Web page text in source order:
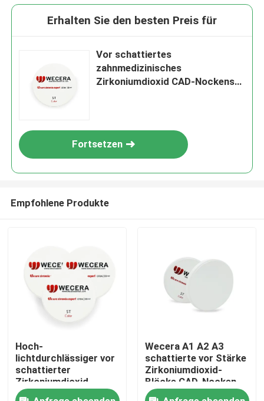
Produkte
Videos
Erhalten Sie den besten Preis für
Vor schattiertes
zahnmedizinisches
Zirkoniumdioxid CAD-Nockens
Fortsetzen
Empfohlene Produkte
Hoch-
lichtdurchlässiger vor
schattierter
Zirkoniumdioxid-
Blöcke D98*22mm A4
Wecera A1 A2 A3
schattierte vor Stärke
Zirkoniumdioxid-
Blöcke CAD-Nocken-
Material-1100Mpa